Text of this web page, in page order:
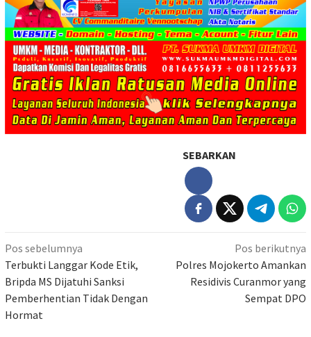
SEBARKAN
Navigasi
pos
Pos sebelumnya
Terbukti Langgar Kode Etik,
Bripda MS Dijatuhi Sanksi
Pemberhentian Tidak Dengan
Hormat
Pos berikutnya
Polres Mojokerto Amankan
Residivis Curanmor yang
Sempat DPO